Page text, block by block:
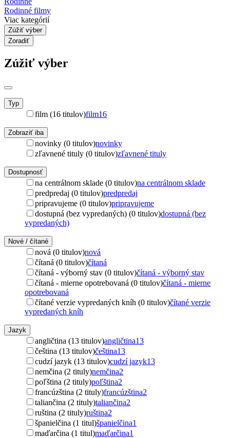
Rodinné filmy
Viac kategórií
Zúžiť výber
Zoradiť
Zúžiť výber
Typ
film (16 titulov)film16
Zobraziť iba
novinky (0 titulov)novinky
zľavnené tituly (0 titulov)zľavnené tituly
Dostupnosť
na centrálnom sklade (0 titulov)na centrálnom sklade
predpredaj (0 titulov)predpredaj
pripravujeme (0 titulov)pripravujeme
dostupná (bez vypredaných) (0 titulov)dostupná (bez
vypredaných)
Nové / čítané
nová (0 titulov)nová
čítaná (0 titulov)čítaná
čítaná - výborný stav (0 titulov)čítaná - výborný stav
čítaná - mierne opotrebovaná (0 titulov)čítaná - mierne
opotrebovaná
čítané verzie vypredaných kníh (0 titulov)čítané verzie
vypredaných kníh
Jazyk
angličtina (13 titulov)angličtina13
čeština (13 titulov)čeština13
cudzí jazyk (13 titulov)cudzí jazyk13
nemčina (2 tituly)nemčina2
poľština (2 tituly)poľština2
francúzština (2 tituly)francúzština2
taliančina (2 tituly)taliančina2
ruština (2 tituly)ruština2
španielčina (1 titul)španielčina1
maďarčina (1 titul)maďarčina1